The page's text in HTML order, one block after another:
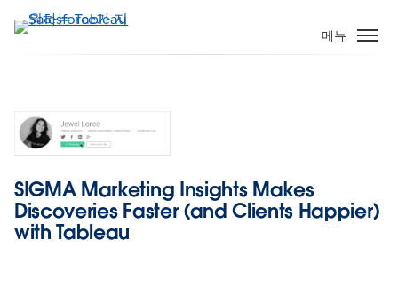
요
너
메뉴
SIGMA Marketing Insights Makes
Discoveries Faster (and Clients Happier)
with Tableau